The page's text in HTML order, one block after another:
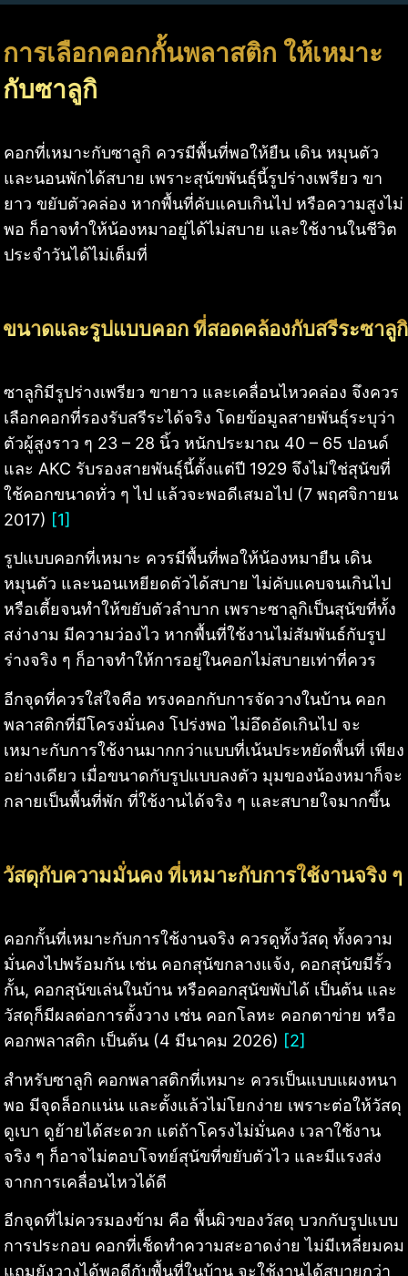
การเลือกคอกกั้นพลาสติก ให้เหมาะ
กับซาลูกิ
คอกที่เหมาะกับซาลูกิ ควรมีพื้นที่พอให้ยืน เดิน หมุนตัว
และนอนพักได้สบาย เพราะสุนัขพันธุ์นี้รูปร่างเพรียว ขา
ยาว ขยับตัวคล่อง หากพื้นที่คับแคบเกินไป หรือความสูงไม่
พอ ก็อาจทำให้น้องหมาอยู่ได้ไม่สบาย และใช้งานในชีวิต
ประจำวันได้ไม่เต็มที่
ขนาดและรูปแบบคอก ที่สอดคล้องกับสรีระซาลูกิ
ซาลูกิมีรูปร่างเพรียว ขายาว และเคลื่อนไหวคล่อง จึงควร
เลือกคอกที่รองรับสรีระได้จริง โดยข้อมูลสายพันธุ์ระบุว่า
ตัวผู้สูงราว ๆ 23 – 28 นิ้ว หนักประมาณ 40 – 65 ปอนด์
และ AKC รับรองสายพันธุ์นี้ตั้งแต่ปี 1929 จึงไม่ใช่สุนัขที่
ใช้คอกขนาดทั่ว ๆ ไป แล้วจะพอดีเสมอไป (7 พฤศจิกายน
2017) [1]
รูปแบบคอกที่เหมาะ ควรมีพื้นที่พอให้น้องหมายืน เดิน
หมุนตัว และนอนเหยียดตัวได้สบาย ไม่คับแคบจนเกินไป
หรือเตี้ยจนทำให้ขยับตัวลำบาก เพราะซาลูกิเป็นสุนัขที่ทั้ง
สง่างาม มีความว่องไว หากพื้นที่ใช้งานไม่สัมพันธ์กับรูป
ร่างจริง ๆ ก็อาจทำให้การอยู่ในคอกไม่สบายเท่าที่ควร
อีกจุดที่ควรใส่ใจคือ ทรงคอกกับการจัดวางในบ้าน คอก
พลาสติกที่มีโครงมั่นคง โปร่งพอ ไม่อึดอัดเกินไป จะ
เหมาะกับการใช้งานมากกว่าแบบที่เน้นประหยัดพื้นที่ เพียง
อย่างเดียว เมื่อขนาดกับรูปแบบลงตัว มุมของน้องหมาก็จะ
กลายเป็นพื้นที่พัก ที่ใช้งานได้จริง ๆ และสบายใจมากขึ้น
วัสดุกับความมั่นคง ที่เหมาะกับการใช้งานจริง ๆ
คอกกั้นที่เหมาะกับการใช้งานจริง ควรดูทั้งวัสดุ ทั้งความ
มั่นคงไปพร้อมกัน เช่น คอกสุนัขกลางแจ้ง, คอกสุนัขมีรั้ว
กั้น, คอกสุนัขเล่นในบ้าน หรือคอกสุนัขพับได้ เป็นต้น และ
วัสดุก็มีผลต่อการตั้งวาง เช่น คอกโลหะ คอกตาข่าย หรือ
คอกพลาสติก เป็นต้น (4 มีนาคม 2026) [2]
สำหรับซาลูกิ คอกพลาสติกที่เหมาะ ควรเป็นแบบแผงหนา
พอ มีจุดล็อกแน่น และตั้งแล้วไม่โยกง่าย เพราะต่อให้วัสดุ
ดูเบา ดูย้ายได้สะดวก แต่ถ้าโครงไม่มั่นคง เวลาใช้งาน
จริง ๆ ก็อาจไม่ตอบโจทย์สุนัขที่ขยับตัวไว และมีแรงส่ง
จากการเคลื่อนไหวได้ดี
อีกจุดที่ไม่ควรมองข้าม คือ พื้นผิวของวัสดุ บวกกับรูปแบบ
การประกอบ คอกที่เช็ดทำความสะอาดง่าย ไม่มีเหลี่ยมคม
แถมยังวางได้พอดีกับพื้นที่ในบ้าน จะใช้งานได้สบายกว่า